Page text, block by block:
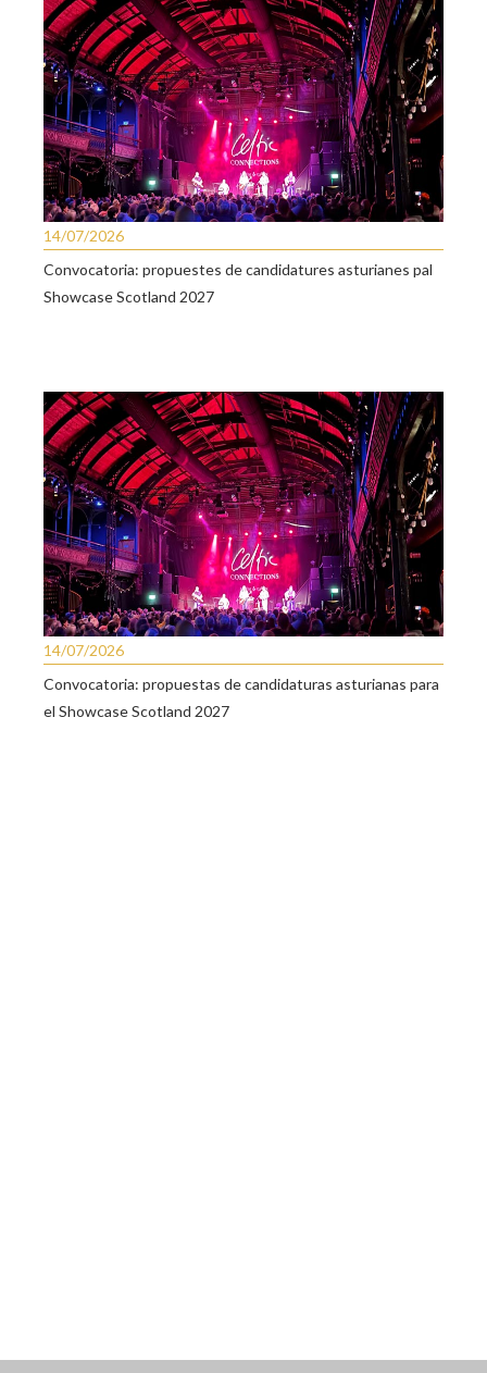
14/07/2026
Convocatoria: propuestes de candidatures asturianes pal
Showcase Scotland 2027
14/07/2026
Convocatoria: propuestas de candidaturas asturianas para
el Showcase Scotland 2027